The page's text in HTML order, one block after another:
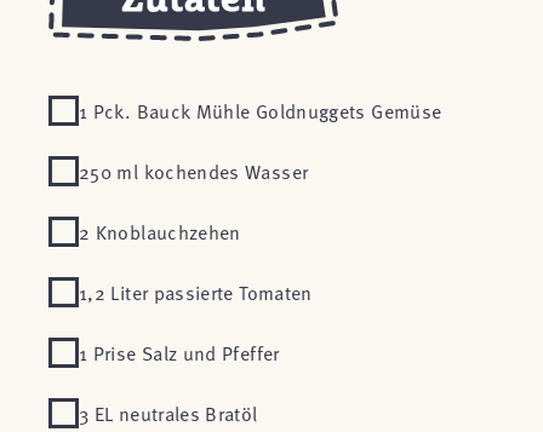
1 Pck. Bauck Mühle Goldnuggets Gemüse
250 ml kochendes Wasser
2 Knoblauchzehen
1,2 Liter passierte Tomaten
1 Prise Salz und Pfeffer
3 EL neutrales Bratöl